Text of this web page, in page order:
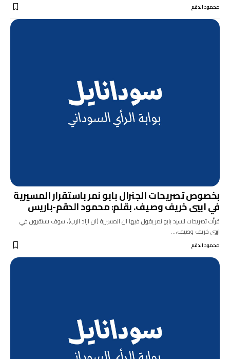
محمود الدقم
بخصوص تصريحات الجنرال بابو نمر باستقرار المسيرية
في ابيي خريف وصيف. بقلم: محمود الدقم-باريس
قرأت تصريحات للسيد بابو نمر يقول فيها ان المسيرية (ان اراد الرب)، سوف يستقرون في
ابيي خريف وصيف،…
محمود الدقم